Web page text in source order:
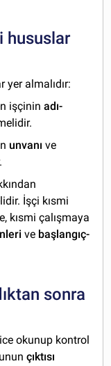
hususlar
almalıdır:
işçininadı-
unvanı ve
İşçi kısmi
kısmi çalışmaya
ve başlangıç-
sonra
okunup kontrol
çıktısı